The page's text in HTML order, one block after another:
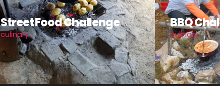
Street Food Challenge
culinary
BBQ
culinary